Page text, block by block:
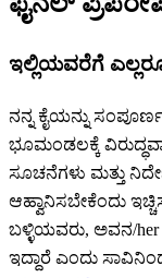
ಇಲ್ಲಿಯವರೆಗೆ
ನನ್ನ ಕೈಯನ್ನು
ಭೂಮಂಡಲಕ್ಕೆ
ಸೂಚನೆಗಳು ಮತ್ತು
ಆಹ್ವಾನಿಸಬೇಕೆಂದು
ಬಳ್ಳಿಯವರು, ಅವನ/
ಇದ್ದಾರೆ ಎಂದು